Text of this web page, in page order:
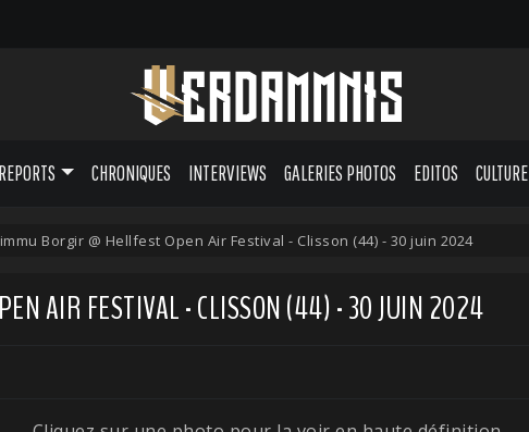
CHRONIQUES INTERVIEWS GALERIES PHOTOS EDITOS CULTURE
Borgir @ Hellfest Open Air Festival - Clisson (44) - 30 juin 2024
AIR FESTIVAL - CLISSON (44) - 30 JUIN 2024